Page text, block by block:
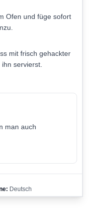
Ofen und füge sofort
mit frisch gehackter
servierst.
man auch
Deutsch